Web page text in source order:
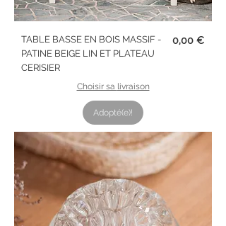
TABLE BASSE EN BOIS MASSIF -
PATINE BEIGE LIN ET PLATEAU
CERISIER
Prix
0,00 €
Choisir sa livraison
Adopté(e)!